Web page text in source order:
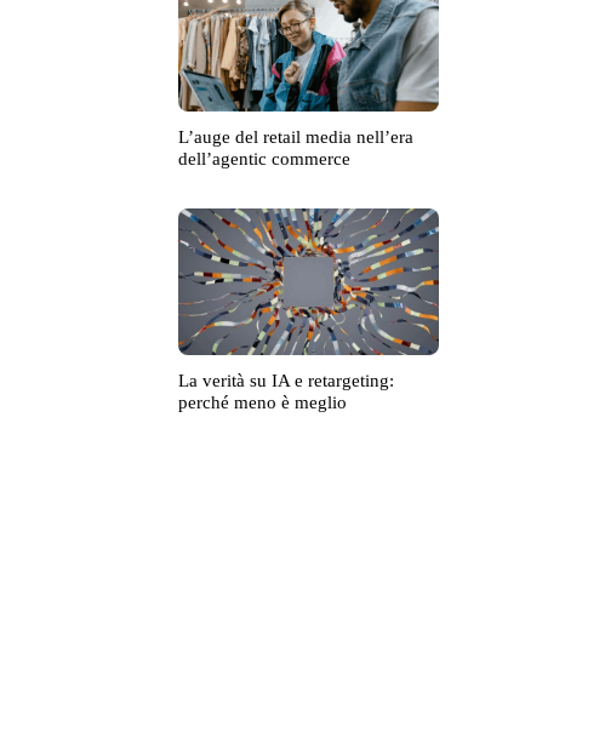
L’auge del retail media nell’era
dell’agentic commerce
La verità su IA e retargeting:
perché meno è meglio